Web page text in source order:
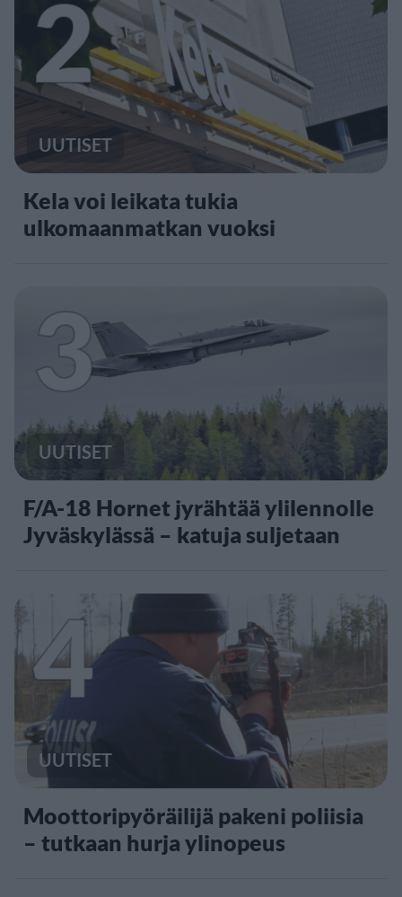
2
UUTISET
Kela voi leikata tukia
ulkomaanmatkan vuoksi
3
UUTISET
F/A-18 Hornet jyrähtää ylilennolle
Jyväskylässä – katuja suljetaan
4
UUTISET
Moottoripyöräilijä pakeni poliisia
– tutkaan hurja ylinopeus